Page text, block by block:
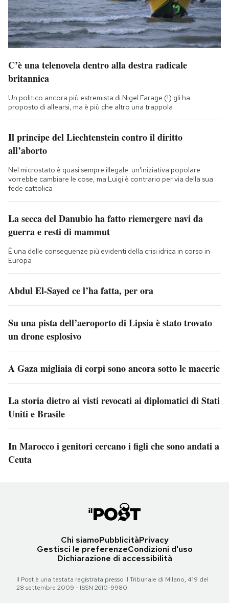
C’è una telenovela dentro alla destra radicale
britannica
Un politico ancora più estremista di Nigel Farage (!) gli ha
proposto di allearsi, ma è più che altro una trappola
Il principe del Liechtenstein contro il diritto
all’aborto
Nel microstato è quasi sempre illegale: un'iniziativa popolare
vorrebbe cambiare le cose, ma Luigi è contrario per via della sua
fede cattolica
La secca del Danubio ha fatto riemergere navi da
guerra e resti di mammut
È una delle conseguenze più evidenti della crisi idrica in corso in
Europa
Abdul El-Sayed ce l’ha fatta, per ora
Su una pista dell’aeroporto di Lipsia è stato trovato
un drone esplosivo
A Gaza migliaia di corpi sono ancora sotto le macerie
La storia dietro ai visti revocati ai diplomatici di Stati
Uniti e Brasile
In Marocco i genitori cercano i figli che sono andati a
Ceuta
Chi siamoPubblicitàPrivacy
Gestisci le preferenzeCondizioni d'uso
Dichiarazione di accessibilità
Il Post è una testata registrata presso il Tribunale di Milano, 419 del
28 settembre 2009 - ISSN 2610-9980